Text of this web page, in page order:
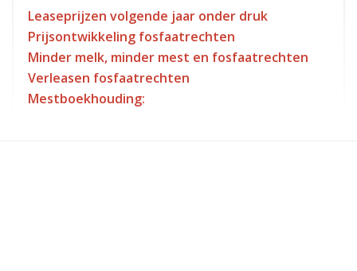
Leaseprijzen volgende jaar onder druk
Prijsontwikkeling fosfaatrechten
Minder melk, minder mest en fosfaatrechten
Verleasen fosfaatrechten
Mestboekhouding: